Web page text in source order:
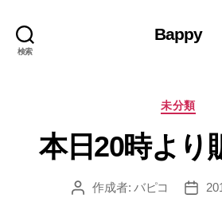
検索
Bappy
カ
ゴ
リ
未分類
本日20時より
投
作成者: バピコ
投